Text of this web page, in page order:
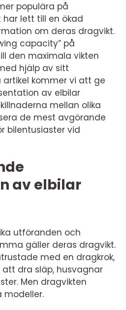
populära på
lett till en ökad
om deras dragvikt.
capacity” på
den maximala vikten
hjälp av sitt
kommer vi att ge
av elbilar
mellan olika
de mest avgörande
bilentusiaster vid
av elbilar
utföranden och
gäller deras dragvikt.
med en dragkrok,
dra släp, husvagnar
Men dragvikten
modeller.